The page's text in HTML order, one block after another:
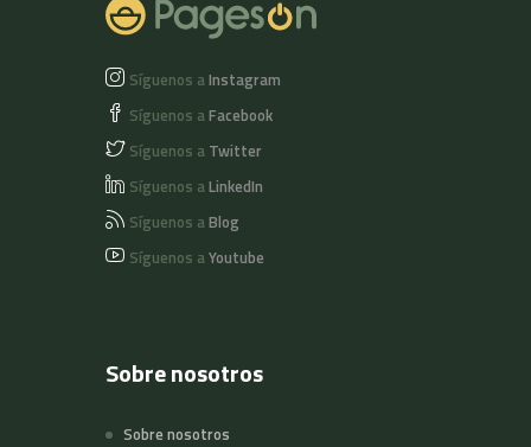
Síguenos aInstagram
Síguenos aFacebook
Síguenos a Twitter
Síguenos aLinkedIn
Síguenos aBlog
Síguenos aYoutube
Sobre nosotros
Sobre nosotros